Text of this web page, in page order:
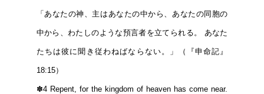
「あなたの神、主はあなたの中から、あなたの同胞の
中から、わたしのような預言者を立てられる。 あなた
たちは彼に聞き従わねばならない。」（『申命記』
18:15）
✽4Repent, for the kingdom of heaven has come near.